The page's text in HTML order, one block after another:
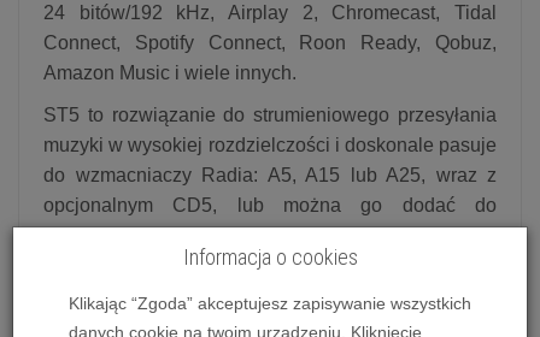
24 bitów/192 kHz, Airplay 2, Chromecast, Tidal
Connect, Spotify Connect, Roon Ready, Qobuz,
Amazon Music i wiele innych.
ST5 to rozwiązanie do strumieniowego przesyłania
muzyki w wysokiej rozdzielczości i doskonale pasuje
do wzmacniaczy Radia: A5, A15 lub A25, wraz z
opcjonalnym CD5, lub można go dodać do
cieszyć się doskonałą jakością transmisji
strumieniowej.
Informacja o cookies
Klikając “Zgoda” akceptujesz zapisywanie wszystkich
danych cookie na twoim urządzeniu. Kliknięcie